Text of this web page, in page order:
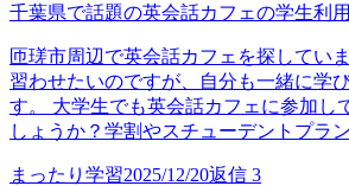
千葉県で話題の英会話カフェの学生利
匝瑳市周辺で英会話カフェを探してい
習わせたいのですが、自分も一緒に学
す。 大学生でも英会話カフェに参加し
しょうか？学割やスチューデントプラ
まったり学習2025/12/20返信 3